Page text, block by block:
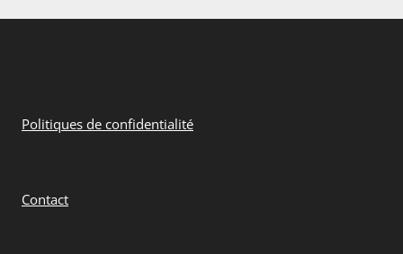
Politiques de confidentialité
Contact